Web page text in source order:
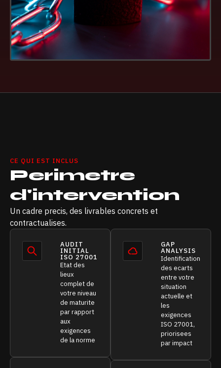
CE QUI EST INCLUS
Perimetre
d'intervention
Un cadre precis, des livrables concrets et
contractualises.
AUDIT
INITIAL
ISO 27001
Etat des
lieux
complet de
votre niveau
de maturite
par rapport
aux
exigences
de la norme
GAP
ANALYSIS
Identification
des ecarts
entre votre
situation
actuelle et
les
exigences
ISO 27001,
priorisees
par impact